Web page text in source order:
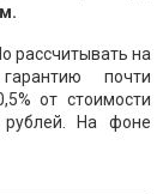
рассчитывать на
почти
от стоимости
На фоне